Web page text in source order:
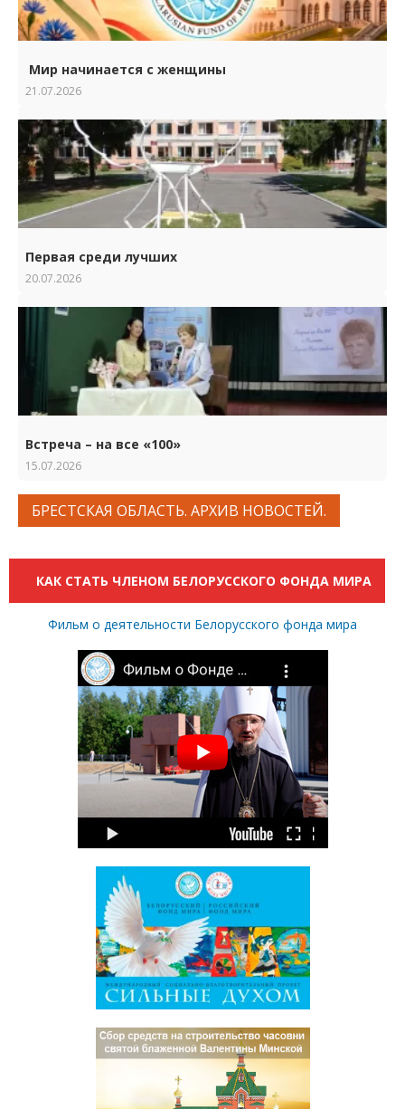
Мир начинается с женщины
21.07.2026
Первая среди лучших
20.07.2026
Встреча – на все «100»
15.07.2026
БРЕСТСКАЯ ОБЛАСТЬ. АРХИВ НОВОСТЕЙ.
КАК СТАТЬ ЧЛЕНОМ БЕЛОРУССКОГО ФОНДА МИРА
Фильм о деятельности Белорусского фонда мира